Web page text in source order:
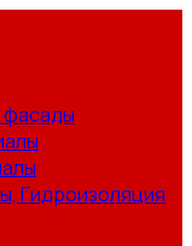
фасады
Гидроизоляция